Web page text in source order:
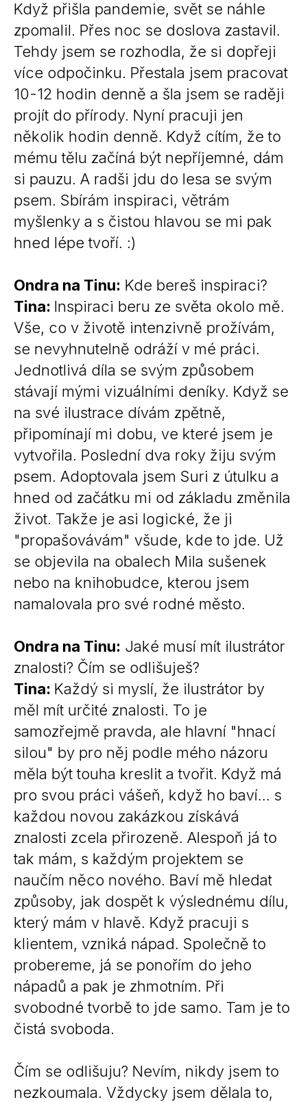
Když přišla pandemie, svět se náhle
zpomalil. Přes noc se doslova zastavil.
Tehdy jsem se rozhodla, že si dopřeji
více odpočinku. Přestala jsem pracovat
10-12 hodin denně a šla jsem se raději
projít do přírody. Nyní pracuji jen
několik hodin denně. Když cítím, že to
mému tělu začíná být nepříjemné, dám
si pauzu. A radši jdu do lesa se svým
psem. Sbírám inspiraci, větrám
myšlenky a s čistou hlavou se mi pak
hned lépe tvoří. :)
Ondra na Tinu: Kde bereš inspiraci?
Tina: Inspiraci beru ze světa okolo mě.
Vše, co v životě intenzivně prožívám,
se nevyhnutelně odráží v mé práci.
Jednotlivá díla se svým způsobem
stávají mými vizuálními deníky. Když se
na své ilustrace dívám zpětně,
připomínají mi dobu, ve které jsem je
vytvořila. Poslední dva roky žiju svým
psem. Adoptovala jsem Suri z útulku a
hned od začátku mi od základu změnila
život. Takže je asi logické, že ji
"propašovávám" všude, kde to jde. Už
se objevila na obalech Mila sušenek
nebo na knihobudce, kterou jsem
namalovala pro své rodné město.
Ondra na Tinu: Jaké musí mít ilustrátor
znalosti? Čím se odlišuješ?
Tina: Každý si myslí, že ilustrátor by
měl mít určité znalosti. To je
samozřejmě pravda, ale hlavní "hnací
silou" by pro něj podle mého názoru
měla být touha kreslit a tvořit. Když má
pro svou práci vášeň, když ho baví... s
každou novou zakázkou získává
znalosti zcela přirozeně. Alespoň já to
tak mám, s každým projektem se
naučím něco nového. Baví mě hledat
způsoby, jak dospět k výslednému dílu,
který mám v hlavě. Když pracuji s
klientem, vzniká nápad. Společně to
probereme, já se ponořím do jeho
nápadů a pak je zhmotním. Při
svobodné tvorbě to jde samo. Tam je to
čistá svoboda.
Čím se odlišuju? Nevím, nikdy jsem to
nezkoumala. Vždycky jsem dělala to,